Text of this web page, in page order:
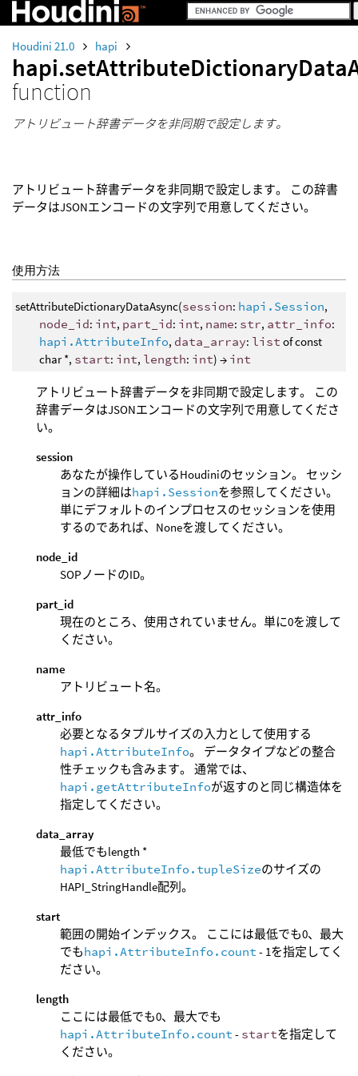
Houdini 21.0 hapi
function
アトリビュート辞書データを非同期で設定します。
アトリビュート辞書データを非同期で設定します。 この辞書
データはJSONエンコードの文字列で用意してください。
使用方法
setAttributeDictionaryDataAsync(session: hapi.Session,
node_id: int, part_id: int, name: str, attr_info:
hapi.AttributeInfo, data_array: list of const
char *, start: int, length: int) → int
アトリビュート辞書データを非同期で設定します。 この
辞書データはJSONエンコードの文字列で用意してくださ
い。
session
あなたが操作しているHoudiniのセッション。 セッシ
ョンの詳細はhapi.Sessionを参照してください。
単にデフォルトのインプロセスのセッションを使用
するのであれば、Noneを渡してください。
node_id
SOPノードのID。
part_id
現在のところ、使用されていません。単に0を渡して
ください。
name
アトリビュート名。
attr_info
必要となるタプルサイズの入力として使用する
hapi.AttributeInfo。 データタイプなどの整合
性チェックも含みます。 通常では、
hapi.getAttributeInfoが返すのと同じ構造体を
指定してください。
data_array
最低でもlength *
hapi.AttributeInfo.tupleSizeのサイズの
HAPI_StringHandle配列。
start
範囲の開始インデックス。 ここには最低でも0、最大
でもhapi.AttributeInfo.count - 1を指定してく
ださい。
length
ここには最低でも0、最大でも
hapi.AttributeInfo.count - startを指定して
ください。